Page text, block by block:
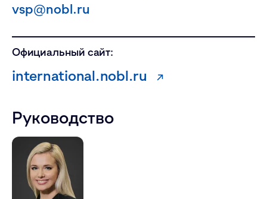
vsp@nobl.ru
Официальный сайт:
international.nobl.ru
Руководство